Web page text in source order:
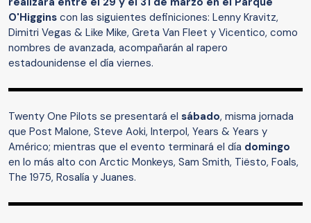
O'Higgins con las siguientes definiciones: Lenny Kravitz,
Dimitri Vegas & Like Mike, Greta Van Fleet y Vicentico, como
nombres de avanzada, acompañarán al rapero
estadounidense el día viernes.
Twenty One Pilots se presentará el sábado, misma jornada
que Post Malone, Steve Aoki, Interpol, Years & Years y
Américo; mientras que el evento terminará el día domingo
en lo más alto con Arctic Monkeys, Sam Smith, Tiësto, Foals,
The 1975, Rosalía y Juanes.